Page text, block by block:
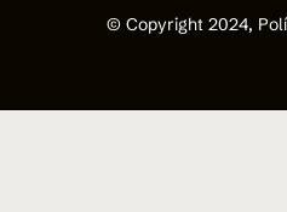
© Copyright 2024,